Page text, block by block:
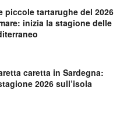
piccole tartarughe del 2026
inizia la stagione delle
caretta in Sardegna:
2026 sull’isola